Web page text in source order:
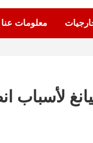
معلومات عنا
لأسباب